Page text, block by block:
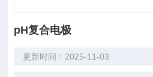
pH复合电极
更新时间：2025-11-03